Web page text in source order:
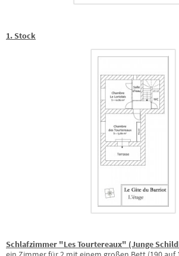
1. Stock
Schlafzimmer "Les Tourtereaux" (Junge